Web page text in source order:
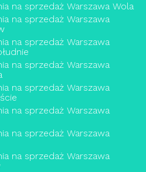
na sprzedaż Warszawa Wola
na sprzedaż Warszawa
na sprzedaż Warszawa
na sprzedaż Warszawa
na sprzedaż Warszawa
na sprzedaż Warszawa
na sprzedaż Warszawa
na sprzedaż Warszawa